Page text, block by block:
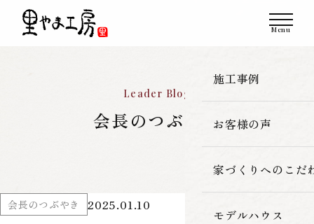
施工事例
一覧
新築
改築・リフォーム
お客様の声
家づくりへのこだ
里やま工房の家
モデルハウス
Leader Blog
会長のつぶやき
会長のつぶやき 2025.01.10